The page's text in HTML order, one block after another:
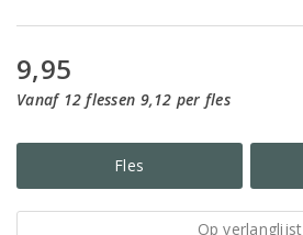
9,95
Vanaf 12 flessen 9,12 per fles
Fles
Op verlanglijst